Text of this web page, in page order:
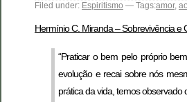
Filed under: Espiritismo — Tags:amor,
Hermínio C. Miranda – Sobrevivência e
“Praticar o bem pelo próprio
evolução e recai sobre nós
prática da vida, temos